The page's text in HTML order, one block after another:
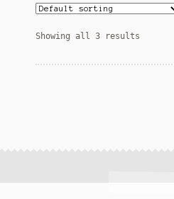
Showing all 3 results